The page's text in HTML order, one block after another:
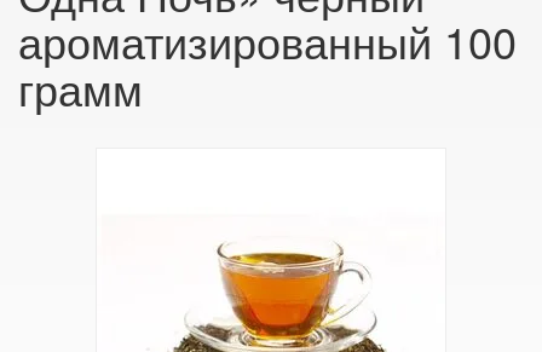
ароматизированный 100
грамм